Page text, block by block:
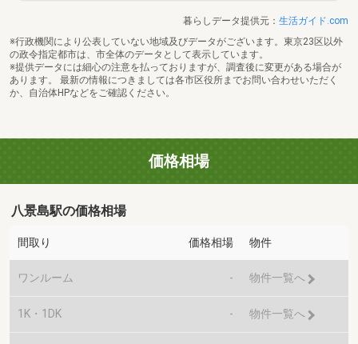
暮らしデータ提供元： 生活ガイド.com
※行政機関により公表していない地域及びデータがございます。東京23区以外
の政令指定都市は、市全体のデータとして表示しています。
※提供データには細心の注意を払っておりますが、調査後に変更がある場合が
あります。 最新の情報につきましては各市区役所までお問い合わせいただく
か、自治体HPなどをご確認ください。
価格相場
八景島駅の価格相場
間取り 価格相場 物件
ワンルーム - 物件一覧へ
1K・1DK - 物件一覧へ